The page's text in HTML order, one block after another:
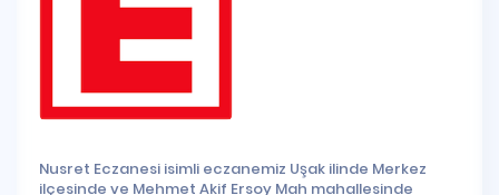
Nusret Eczanesi isimli eczanemiz Uşak ilinde Merkez
ilçesinde ve Mehmet Akif Ersoy Mah mahallesinde